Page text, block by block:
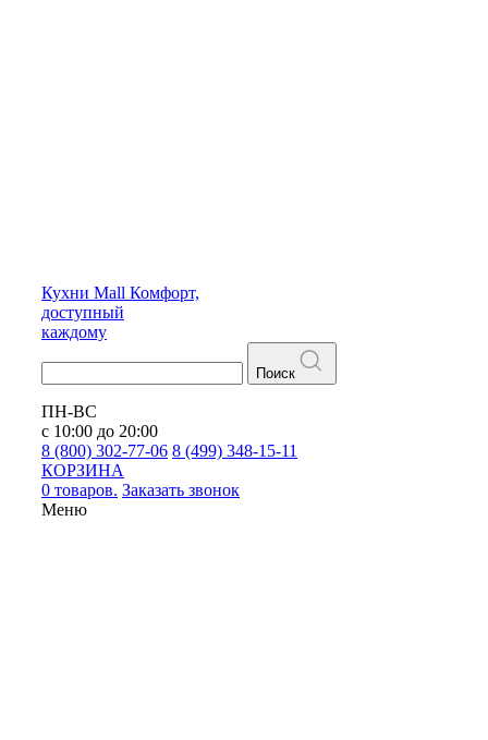
Кухни Mall Комфорт,
доступный
каждому
Поиск
ПН-ВС
с 10:00 до 20:00
8 (800) 302-77-06 8 (499) 348-15-11
КОРЗИНА
0 товаров. Заказать звонок
Меню